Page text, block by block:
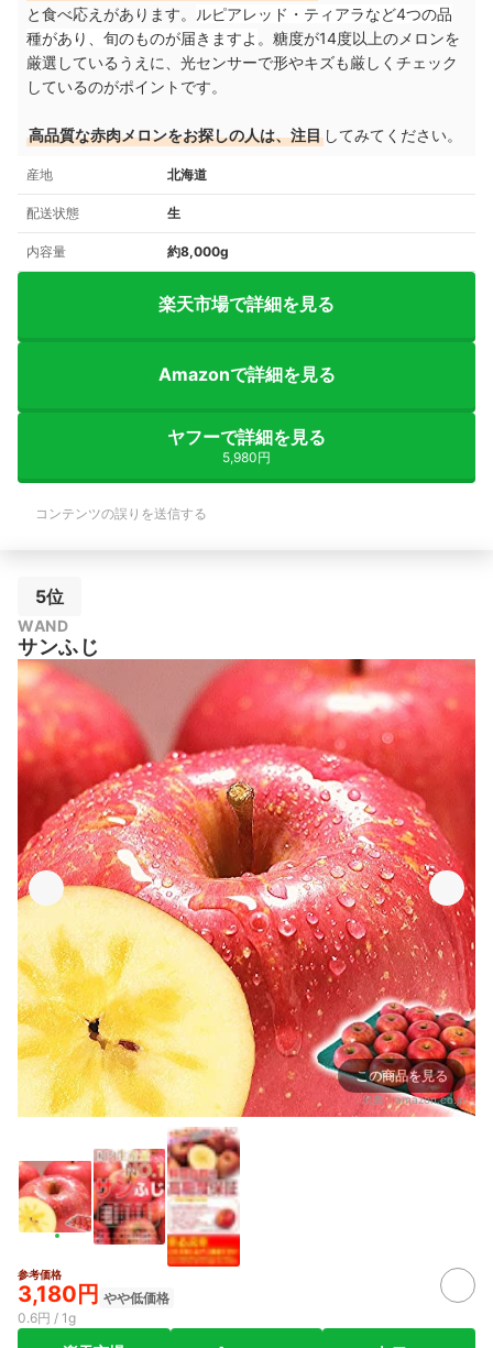
と食べ応えがあります。
ルピアレッド・ティアラなど4つの品
種があり、旬のものが届きますよ 。糖度が14度以上のメロンを
厳選しているうえに、光センサーで形やキズも厳しくチェック
しているのがポイントです。
高品質な赤肉メロンをお探しの人は、注目 してみてください。
産地 北海道
配送状態 生
内容量 約8,000g
楽天市場で詳細を見る
Amazonで詳細を見る
ヤフーで詳細を見る
5,980円
コンテンツの誤りを送信する
5位
WAND
サンふじ
この商品を見る
出典：amazon.co.jp
参考価格
3,180円 やや低価格
0.6円 / 1g